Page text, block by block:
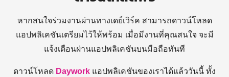
หากสนใจร่วมงานผ่านทางเดย์เวิร์ค สามารถดาวน์โหลด
แอปพลิเคชันเตรียมไว้ให้พร้อม เมื่อมีงานที่คุณสนใจ จะมี
แจ้งเตือนผ่านแอปพลิเคชันบนมือถือทันที
ดาวน์โหลด Daywork แอปพลิเคชันของเราได้แล้ววันนี้ ทั้ง